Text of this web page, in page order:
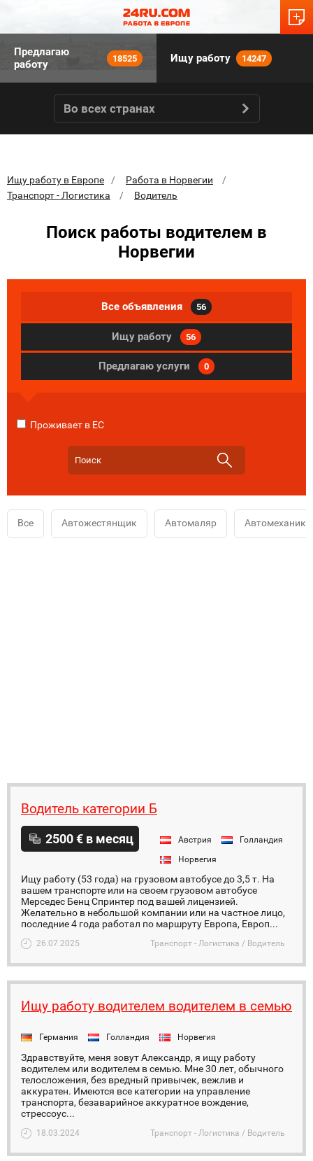
Предлагаю
работу
18525 Ищу работу 14247
Во всех странах
Ищу работу в Европе
Работа в Норвегии
Транспорт - Логистика
Водитель
Поиск работы водителем в
Норвегии
Все объявления 56
Ищу работу 56
Предлагаю услуги 0
Проживает в ЕС
Все Автожестянщик Автомаляр Автомеханик
Водитель категории Б
2500 € в месяц Австрия
Голландия
Норвегия
Ищу работу (53 года) на грузовом автобусе до 3,5 т. На
вашем транспорте или на своем грузовом автобусе
Мерседес Бенц Спринтер под вашей лицензией.
Желательно в небольшой компании или на частное лицо,
последние 4 года работал по маршруту Европа, Европ...
26.07.2025 Транспорт - Логистика / Водитель
Ищу работу водителем водителем в семью
Германия Голландия Норвегия
Здравствуйте, меня зовут Александр, я ищу работу
водителем или водителем в семью. Мне 30 лет, обычного
телосложения, без вредный привычек, вежлив и
аккуратен. Имеются все категории на управление
транспорта, безаварийное аккуратное вождение,
стрессоус...
18.03.2024 Транспорт - Логистика / Водитель